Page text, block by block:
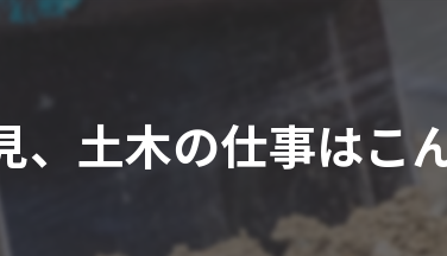
、土木の仕事はこ